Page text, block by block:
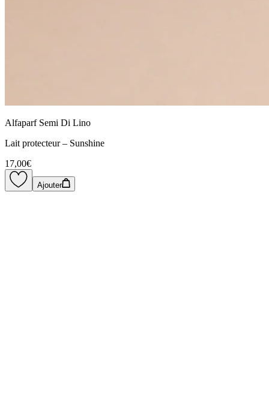
Alfaparf Semi Di Lino
Lait protecteur – Sunshine
17,00€
Ajouter